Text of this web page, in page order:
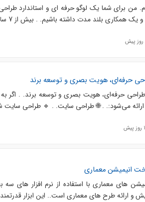
من برای شما یک لوگو حرفه ای و استاندارد
همکاری بلند مدت داشته باشیم. . بیش از 7 سال سابقه کاری و 600 نمونه لوگو طراحی شده ...
حرفه‌ای، هویت بصری و توسعه برند
حرفه‌ای، هویت بصری و توسعه برند. . اگر
می‌شود:. . 🌐 طراحی سایت. . 🔹 طراحی سایت شرکتی. ۳۵ میلیون تومان. حداقل
انیمیشن‌ معماری
و ارائه طرح های معماری است.. این ابزار